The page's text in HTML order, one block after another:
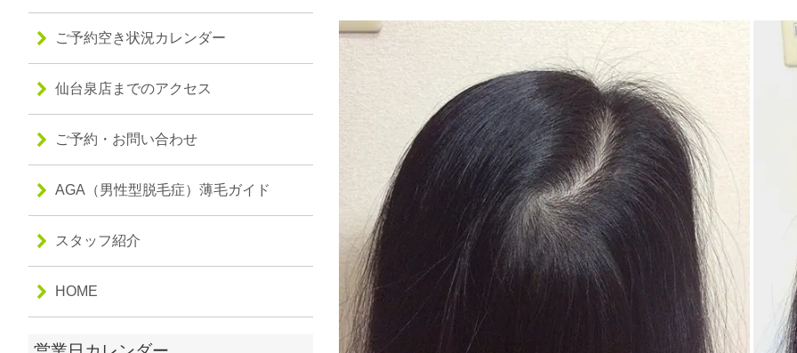
ご予約空き状況カレンダー
仙台泉店までのアクセス
ご予約・お問い合わせ
AGA（男性型脱毛症）薄毛ガイド
スタッフ紹介
HOME